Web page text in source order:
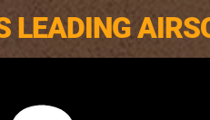
LEADING